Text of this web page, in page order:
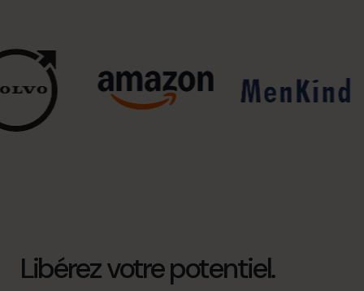
Libérez votre potentiel.